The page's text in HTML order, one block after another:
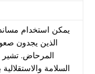
يمكن استخدام
الذين يجدون
المرحاض. تشير
السلامة